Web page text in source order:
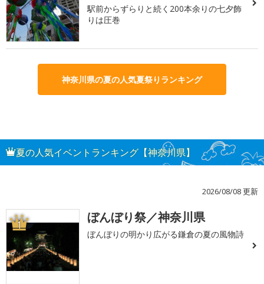
駅前からずらりと続く200本余りの七夕飾
りは圧巻
神奈川県の夏の人気夏祭りランキング
夏の人気イベントランキング【神奈川県】
2026/08/08 更新
1 ぼんぼり祭／神奈川県
ぼんぼりの明かり広がる鎌倉の夏の風物詩